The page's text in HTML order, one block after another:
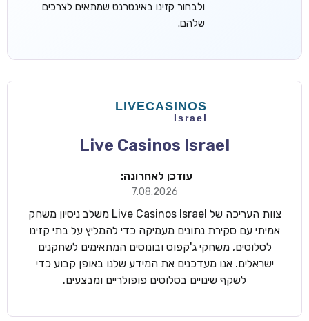
ולבחור קזינו באינטרנט שמתאים לצרכים
שלהם.
Live Casinos Israel
עודכן לאחרונה:
7.08.2026
צוות העריכה של Live Casinos Israel משלב ניסיון משחק
אמיתי עם סקירת נתונים מעמיקה כדי להמליץ על בתי קזינו
לסלוטים, משחקי ג'קפוט ובונוסים המתאימים לשחקנים
ישראלים. אנו מעדכנים את המידע שלנו באופן קבוע כדי
לשקף שינויים בסלוטים פופולריים ומבצעים.